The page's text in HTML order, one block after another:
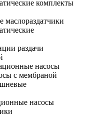
комплекты
раздачи
насосы
с мембраной
насосы